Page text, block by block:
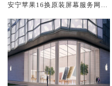
安宁苹果16换原装屏幕服务网点